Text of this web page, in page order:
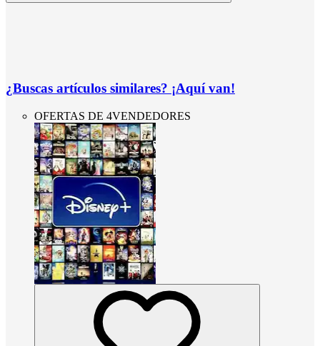
¿Buscas artículos similares? ¡Aquí van!
OFERTAS DE 4VENDEDORES